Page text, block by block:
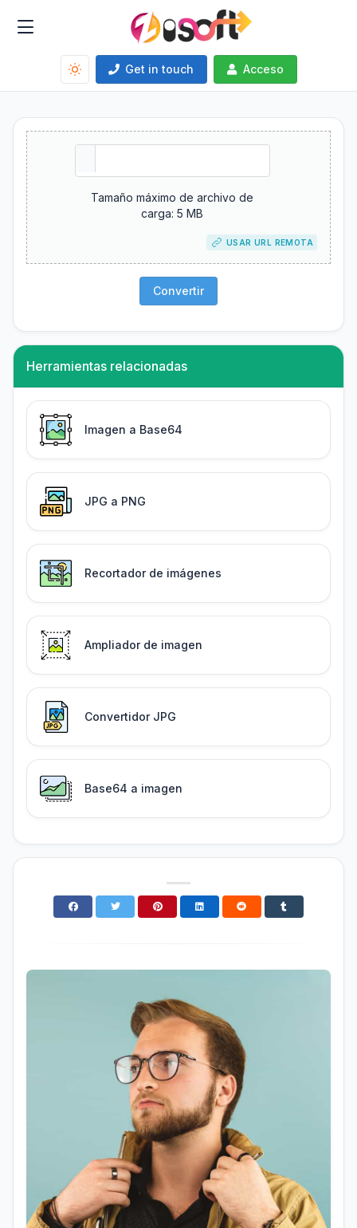
Get in touch Acceso
Tamaño máximo de archivo de
carga: 5 MB
USAR URL REMOTA
Convertir
Herramientas relacionadas
Imagen a Base64
JPG a PNG
Recortador de imágenes
Ampliador de imagen
Convertidor JPG
Base64 a imagen